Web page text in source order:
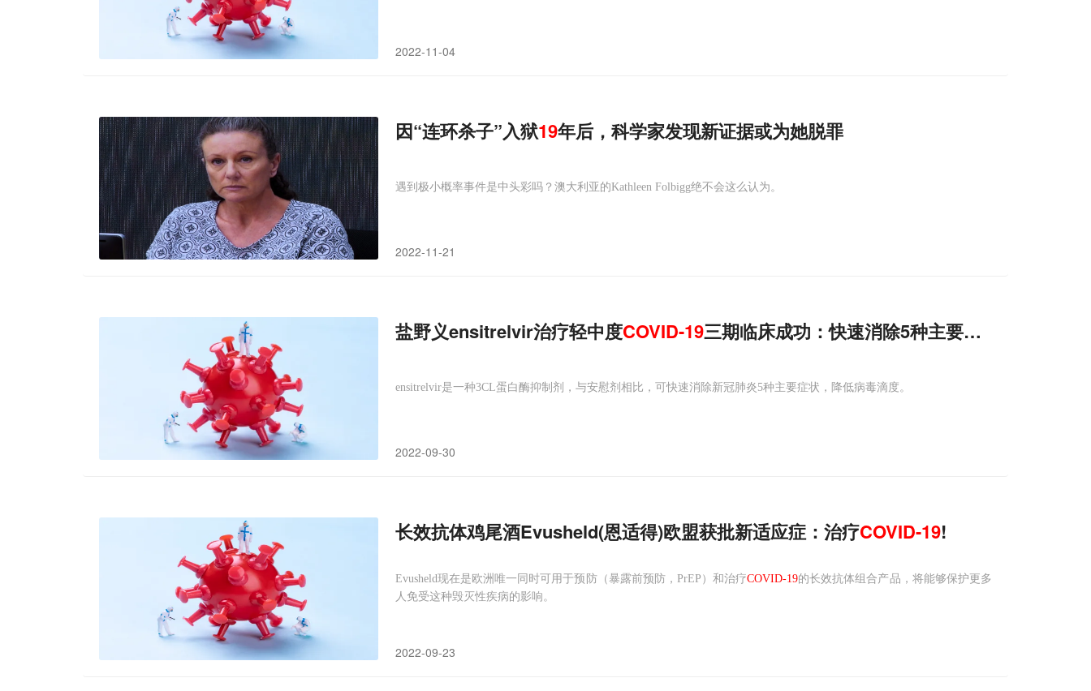
2022-11-04
因“连环杀子”入狱19年后，科学家发现新证据或为她脱罪
遇到极小概率事件是中头彩吗？澳大利亚的Kathleen Folbigg绝不会这么认为。
2022-11-21
盐野义ensitrelvir治疗轻中度COVID-19三期临床成功：快速消除5种主要症状!
ensitrelvir是一种3CL蛋白酶抑制剂，与安慰剂相比，可快速消除新冠肺炎5种主要症状，降低病毒滴度。
2022-09-30
长效抗体鸡尾酒Evusheld(恩适得)欧盟获批新适应症：治疗COVID-19!
Evusheld现在是欧洲唯一同时可用于预防（暴露前预防，PrEP）和治疗COVID-19的长效抗体组合产品，将能够保护更多
人免受这种毁灭性疾病的影响。
2022-09-23